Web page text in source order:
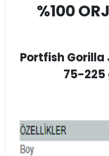
%100
Portfish Gorilla
75-225